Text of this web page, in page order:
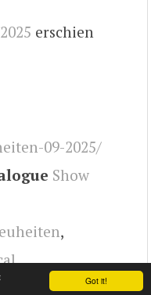
Got it!
erschien
09-2025/
Show
,